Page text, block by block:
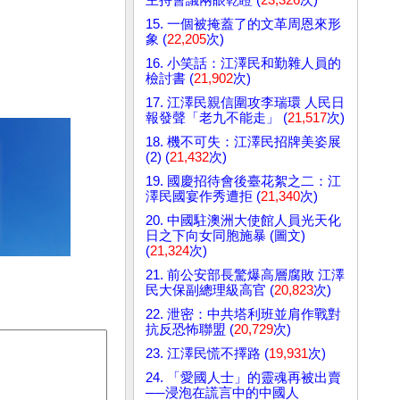
15. 一個被掩蓋了的文革周恩來形
象 (22,205次)
16. 小笑話：江澤民和勤雜人員的
檢討書 (21,902次)
17. 江澤民親信圍攻李瑞環 人民日
報發聲「老九不能走」 (21,517次)
18. 機不可失：江澤民招牌美姿展
(2) (21,432次)
19. 國慶招待會後臺花絮之二：江
澤民國宴作秀遭拒 (21,340次)
20. 中國駐澳洲大使館人員光天化
日之下向女同胞施暴 (圖文)
(21,324次)
21. 前公安部長驚爆高層腐敗 江澤
民大保副總理級高官 (20,823次)
22. 泄密：中共塔利班並肩作戰對
抗反恐怖聯盟 (20,729次)
23. 江澤民慌不擇路 (19,931次)
24. 「愛國人士」的靈魂再被出賣
──浸泡在謊言中的中國人